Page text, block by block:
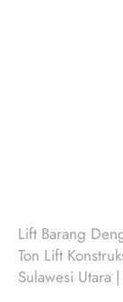
Lift Barang
Ton Lift
Sulawesi Utara